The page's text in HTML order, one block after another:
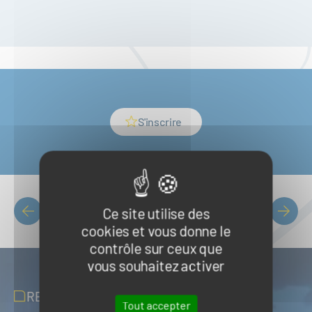
Ce site utilise des
cookies et vous donne le
contrôle sur ceux que
vous souhaitez activer
Tout accepter
S'inscrire
PAGINATION
Liste des événements
RECEVOIR NOS ACTUALITÉS